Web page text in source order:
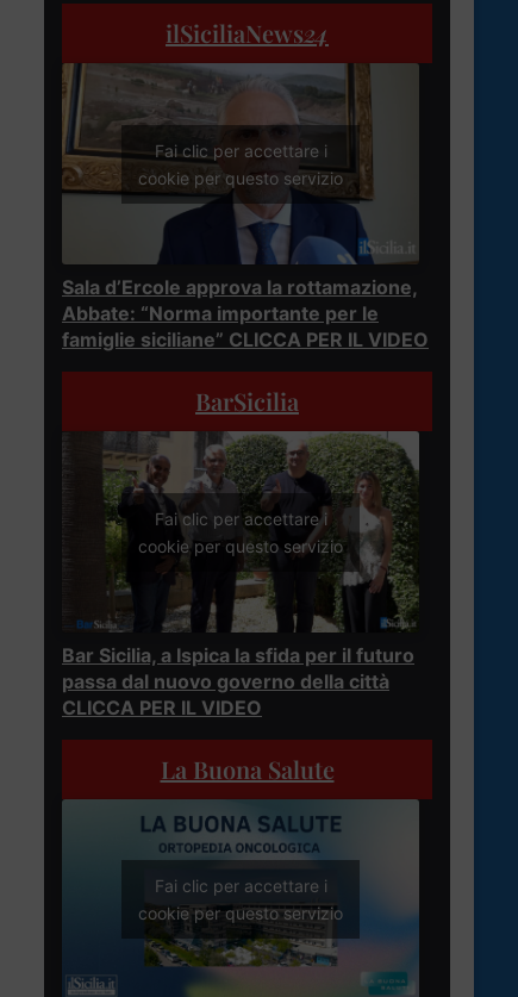
ilSiciliaNews24
Fai clic per accettare i
cookie per questo servizio
Sala d’Ercole approva la rottamazione,
Abbate: “Norma importante per le
famiglie siciliane” CLICCA PER IL VIDEO
BarSicilia
Fai clic per accettare i
cookie per questo servizio
Bar Sicilia, a Ispica la sfida per il futuro
passa dal nuovo governo della città
CLICCA PER IL VIDEO
La Buona Salute
Fai clic per accettare i
cookie per questo servizio